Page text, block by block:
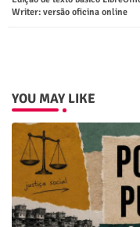
Writer: versão oficina online
YOU MAY LIKE